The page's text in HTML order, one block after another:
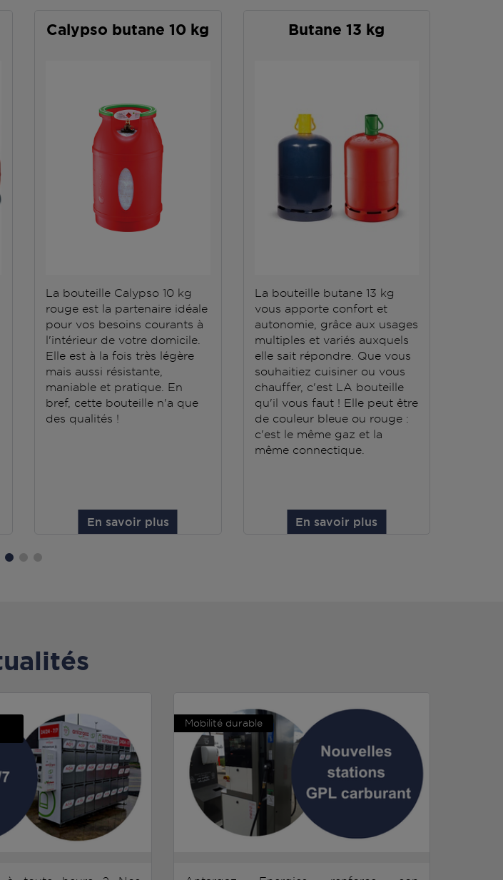
Calypso butane 10 kg
La bouteille Calypso 10 kg
rouge est la partenaire idéale
pour vos besoins courants à
l'intérieur de votre domicile.
Elle est à la fois très légère
mais aussi résistante,
maniable et pratique. En
bref, cette bouteille n'a que
des qualités !
En savoir plus
Butane 13 kg
La bouteille butane 13 kg
vous apporte confort et
autonomie, grâce aux usages
multiples et variés auxquels
elle sait répondre. Que vous
souhaitiez cuisiner ou vous
chauffer, c'est LA bouteille
qu'il vous faut ! Elle peut être
de couleur bleue ou rouge :
c'est le même gaz et la
même connectique.
En savoir plus
Mobilité durable